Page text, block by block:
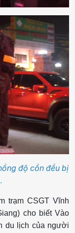
độ cồn đều bị
.
trạm CSGT Vĩnh
cho biết Vào
du lịch của người